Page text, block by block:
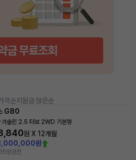
격순지원금 많은순
G80
·가솔린 2.5 터보 2WD 기본형
원 X 12개월
원
방금전